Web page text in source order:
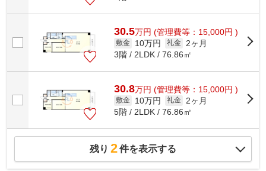
30.5万円 (管理費等：15,000円 )
敷金 10万円 礼金
2ヶ月
3階 / 2LDK / 76.86㎡
30.8万円 (管理費等：15,000円 )
敷金 10万円 礼金
2ヶ月
5階 / 2LDK / 76.86㎡
残り 2件を表示する